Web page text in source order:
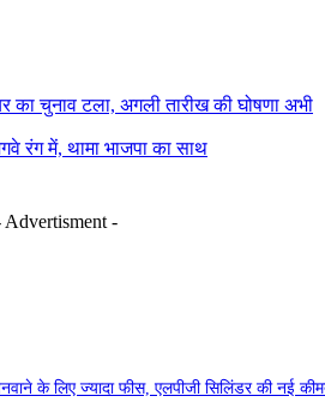
का चुनाव टला, अगली तारीख की घोषणा अभी
रंग में, थामा भाजपा का साथ
Advertisment -
के लिए ज्यादा फीस, एलपीजी सिलिंडर की नई